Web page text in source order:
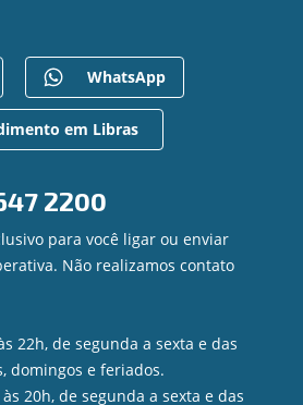
WhatsApp
em Libras
2200
para você ligar ou enviar
Não realizamos contato
22h, de segunda a sexta e das
domingos e feriados.
20h, de segunda a sexta e das